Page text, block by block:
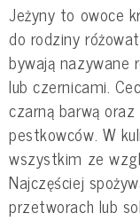
Jeżyny to owoce
do rodziny
bywają nazywane
lub czernicami.
czarną barwą
pestkowców. W
wszystkim ze
Najczęściej
przetworach lub